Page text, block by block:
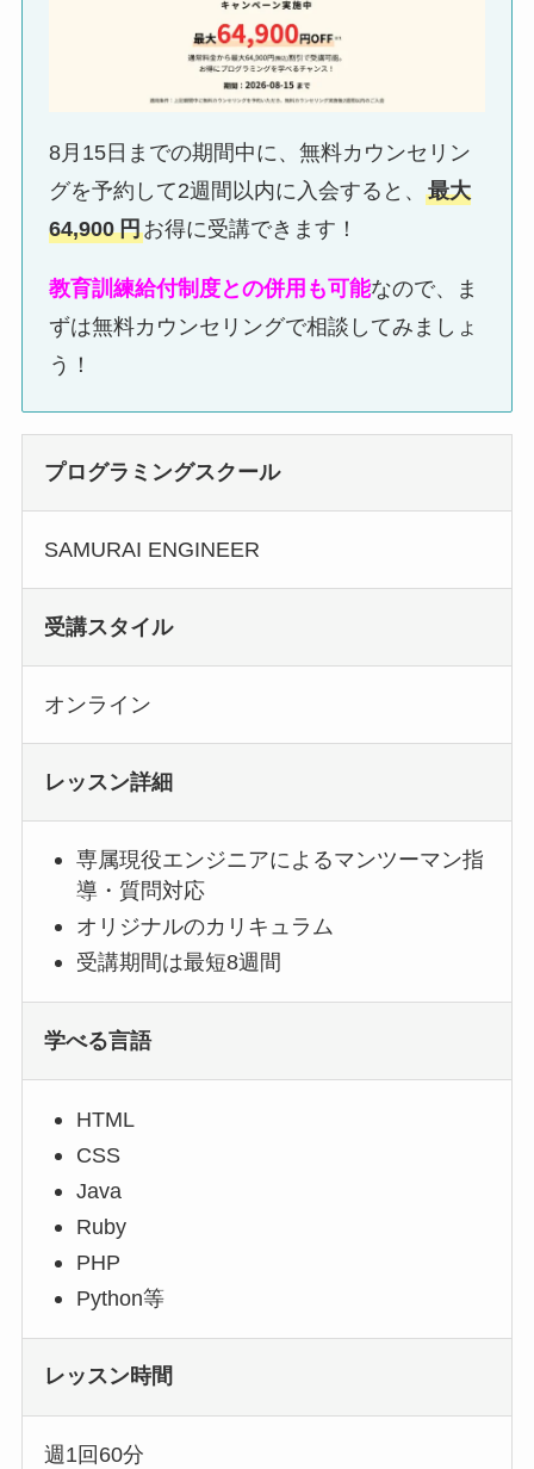
8月15日までの期間中に、無料カウンセリン
グを予約して2週間以内に入会すると、最大
64,900 円お得に受講できます！
教育訓練給付制度との併用も可能なので、ま
ずは無料カウンセリングで相談してみましょ
う！
プログラミングスクール
SAMURAI ENGINEER
受講スタイル
オンライン
レッスン詳細
専属現役エンジニアによるマンツーマン指
導・質問対応
オリジナルのカリキュラム
受講期間は最短8週間
学べる言語
HTML
CSS
Java
Ruby
PHP
Python等
レッスン時間
週1回60分